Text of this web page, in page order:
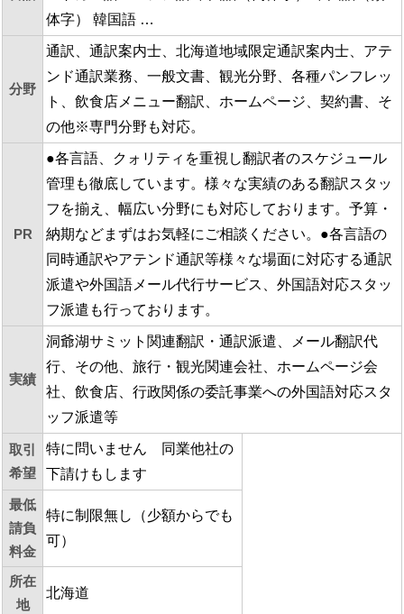
体字） 韓国語 …
分野
通訳、通訳案内士、北海道地域限定通訳案内士、アテ
ンド通訳業務、一般文書、観光分野、各種パンフレッ
ト、飲食店メニュー翻訳、ホームページ、契約書、そ
の他※専門分野も対応。
PR
●各言語、クォリティを重視し翻訳者のスケジュール
管理も徹底しています。様々な実績のある翻訳スタッ
フを揃え、幅広い分野にも対応しております。予算・
納期などまずはお気軽にご相談ください。●各言語の
同時通訳やアテンド通訳等様々な場面に対応する通訳
派遣や外国語メール代行サービス、外国語対応スタッ
フ派遣も行っております。
実績
洞爺湖サミット関連翻訳・通訳派遣、メール翻訳代
行、その他、旅行・観光関連会社、ホームページ会
社、飲食店、行政関係の委託事業への外国語対応スタ
ッフ派遣等
取引
希望
特に問いません 同業他社の
下請けもします
最低
請負
料金
特に制限無し（少額からでも
可）
所在
地
北海道